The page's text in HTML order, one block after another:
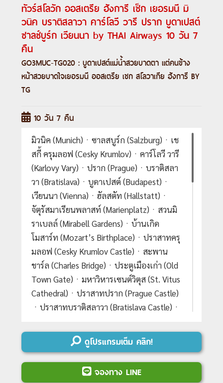
ทัวร์สโลวัก ออสเตรีย ฮังการี เช็ก เยอรมนี มิ
วนิค บราติสลาวา คาร์โลวี วารี ปราก บูดาเปสต์
ซาลซ์บูร์ก เวียนนา by THAI Airways 10 วัน 7
คืน
GO3MUC-TG020 : บูดาเปสต์แม่น้ำสวยบาดตา แต่คนข้าง
หน้าสวยบาดใจเยอรมนี ออสเตรีย เชก สโลวาเกีย ฮังการี BY
TG
10 วัน 7 คืน
มิวนิค (Munich)ㆍซาลสบูร์ก (Salzburg)ㆍเช
สกี้ ครุมลอฟ (Cesky Krumlov)ㆍคาร์โลวี วารี
(Karlovy Vary)ㆍปราก (Prague)ㆍบราติสลา
วา (Bratislava)ㆍบูดาเปสต์ (Budapest)ㆍ
เวียนนา (Vienna)ㆍฮัลสตัท (Hallstatt)ㆍ
จัตุรัสมาเรียนพลาสท์ (Marienplatz)ㆍสวนมิ
ราเบลล์ (Mirabell Gardens)ㆍบ้านเกิด
โมสาร์ท (Mozart’s Birthplace)ㆍปราสาทครุ
มลอฟ (Cesky Krumlov Castle)ㆍสะพาน
ชาร์ล (Charles Bridge)ㆍประตูเมืองเก่า (Old
Town Gate)ㆍมหาวิหารเซนต์วิตุส (St. Vitus
Cathedral)ㆍปราสาทปราก (Prague Castle)
ㆍปราสาทบราติสลาวา (Bratislava Castle)ㆍ
ㆍโบสถ์แมทเธียส (Matthias Church)ㆍป้อม
ชาวประมง (Fisherman’s Bastion)ㆍแม่น้ำ
ดานูบ (Danube River)ㆍParndorf Outlet
(Designer Outlet Parndorf)ㆍพระราชวังเชิ
ดูโปรแกรมเต็ม คลิก!
จองทาง LINE